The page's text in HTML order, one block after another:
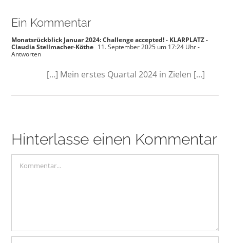
Ein Kommentar
Monatsrückblick Januar 2024: Challenge accepted! - KLARPLATZ -
Claudia Stellmacher-Köthe 11. September 2025 um 17:24 Uhr-
Antworten
[…] Mein erstes Quartal 2024 in Zielen […]
Hinterlasse einen Kommentar
Kommentar